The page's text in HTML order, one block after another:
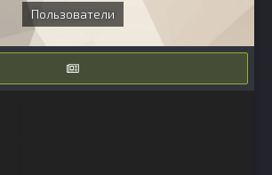
Пользователи